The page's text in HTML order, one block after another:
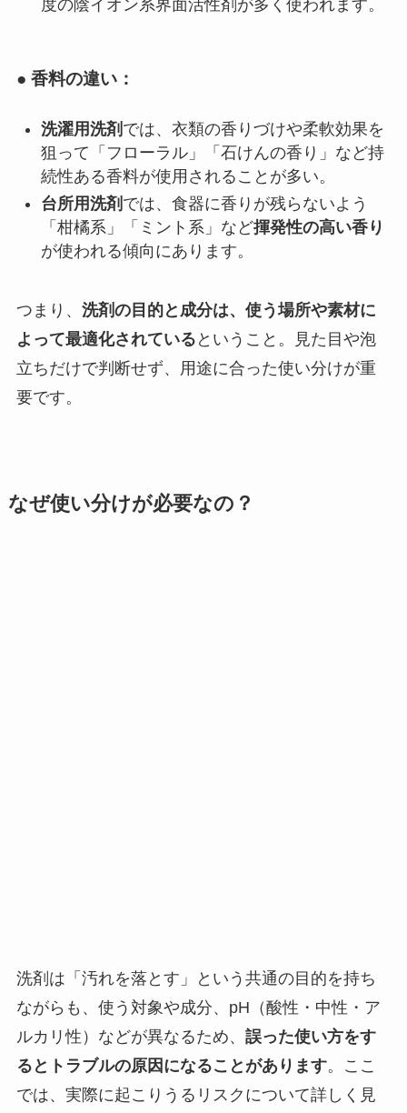
度の陰イオン系界面活性剤が多く使われます。
● 香料の違い：
洗濯用洗剤 では、衣類の香りづけや柔軟効果を
狙って「フローラル」「石けんの香り」など持
続性ある香料が使用されることが多い。
台所用洗剤 では、食器に香りが残らないよう
「柑橘系」「ミント系」など揮発性の高い香り
が使われる傾向にあります。
つまり、 洗剤の目的と成分は、使う場所や素材に
よって最適化されている ということ。見た目や泡
立ちだけで判断せず、用途に合った使い分けが重
要です。
なぜ使い分けが必要なの？
洗剤は「汚れを落とす」という共通の目的を持ち
ながらも、使う対象や成分、pH（酸性・中性・ア
ルカリ性）などが異なるため、 誤った使い方をす
るとトラブルの原因になることがあります。ここ
では、実際に起こりうるリスクについて詳しく見